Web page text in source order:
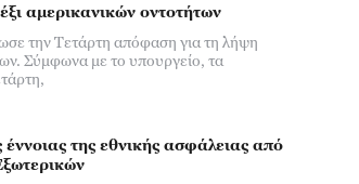
αμερικανικών οντοτήτων
την Τετάρτη απόφαση για τη λήψη
Σύμφωνα με το υπουργείο, τα
έννοιας της εθνικής ασφάλειας από